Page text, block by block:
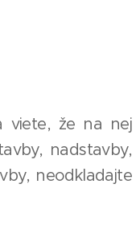
viete, že na nej
nadstavby,
neodkladajte